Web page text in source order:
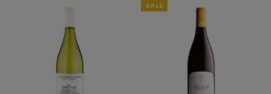
SALE